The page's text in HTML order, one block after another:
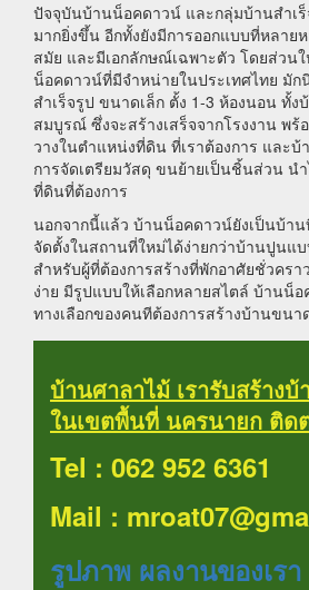
ปัจจุบันบ้านน็อคดาวน์ และกลุ่มบ้านสำเ
มากยิ่งขึ้น อีกทั้งยังมีการออกแบบที่หลาย
สมัย และมีเอกลักษณ์เฉพาะตัว โดยส่วน
น็อคดาวน์ที่มีจำหน่ายในประเทศไทย มัก
สำเร็จรูป ขนาดเล็ก ตั้ง 1-3 ห้องนอน ทั้ง
สมบูรณ์ ซึ่งจะสร้างเสร็จจากโรงงาน พร้
วางในตำแหน่งที่ดิน ที่เราต้องการ และบ้
การจัดเตรียมวัสดุ ขนย้ายเป็นชิ้นส่วน น
ที่ดินที่ต้องการ
นอกจากนี้แล้ว บ้านน็อคดาวน์ยังเป็นบ้าน
จัดตั้งในสถานที่ใหม่ได้ง่ายกว่าบ้านปูนแบ
สำหรับผู้ที่ต้องการสร้างที่พักอาศัยชั่วครา
ง่าย มีรูปแบบให้เลือกหลายสไตล์ บ้านน็
ทางเลือกของคนทีต้องการสร้างบ้านขน
บ้านศาลาไม้ เรารับสร้าง
ในเขตพื้นที่ นครนายก ติด
Tel : 062 952 6361
Mail :
รูปภาพ ผลงานของเรา